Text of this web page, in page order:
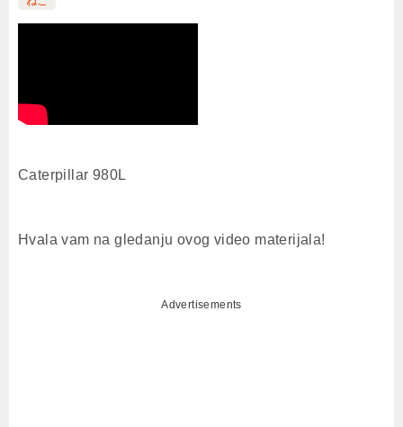
Caterpillar 980L
Hvala vam na gledanju ovog video materijala!
Advertisements